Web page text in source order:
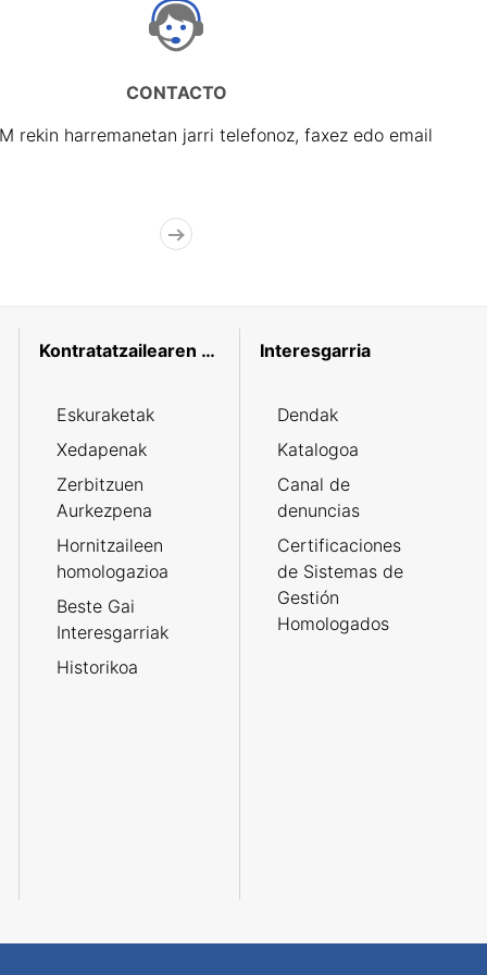
CONTACTO
rekin harremanetan jarri telefonoz, faxez edo email
Kontratatzailearen profila
Eskuraketak
Xedapenak
Zerbitzuen
Aurkezpena
Hornitzaileen
homologazioa
Beste Gai
Interesgarriak
Historikoa
Interesgarria
Dendak
Katalogoa
Canal de
denuncias
Certificaciones
de Sistemas de
Gestión
Homologados